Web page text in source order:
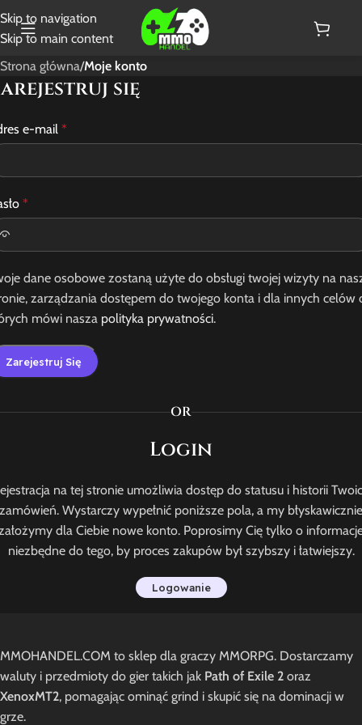
Skip to navigation
Skip to main content
Strona główna/Moje konto
się
e-mail *
*
dane osobowe zostaną użyte do obsługi twojej wizyty na
zarządzania dostępem do twojego konta i dla innych celów
mówi nasza polityka prywatności.
Zarejestruj Się
OR
Login
na tej stronie umożliwia dostęp do statusu i historii
zamówień. Wystarczy wypełnić poniższe pola, a my błyskawicznie
dla Ciebie nowe konto. Poprosimy Cię tylko o
niezbędne do tego, by proces zakupów był szybszy i łatwiejszy.
Logowanie
MMOHANDEL.COM to sklep dla graczy MMORPG. Dostarczamy
waluty i przedmioty do gier takich jak Path of Exile 2 oraz
XenoxMT2, pomagając ominąć grind i skupić się na dominacji w
grze.